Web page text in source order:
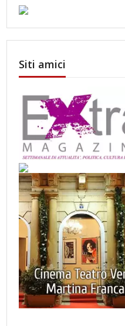
Siti amici